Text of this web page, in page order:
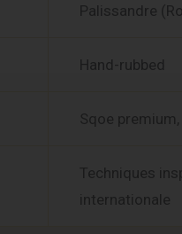
Palissandre
Hand-rubbed
Sqoe
Techniques
internationale